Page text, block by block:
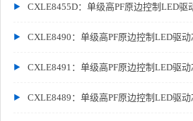
CXLE8455D：单级高PF原边控制LED驱
CXLE8490：单级高PF原边控制LED驱动
CXLE8491：单级高PF原边控制LED驱动
CXLE8489：单级高PF原边控制LED驱动